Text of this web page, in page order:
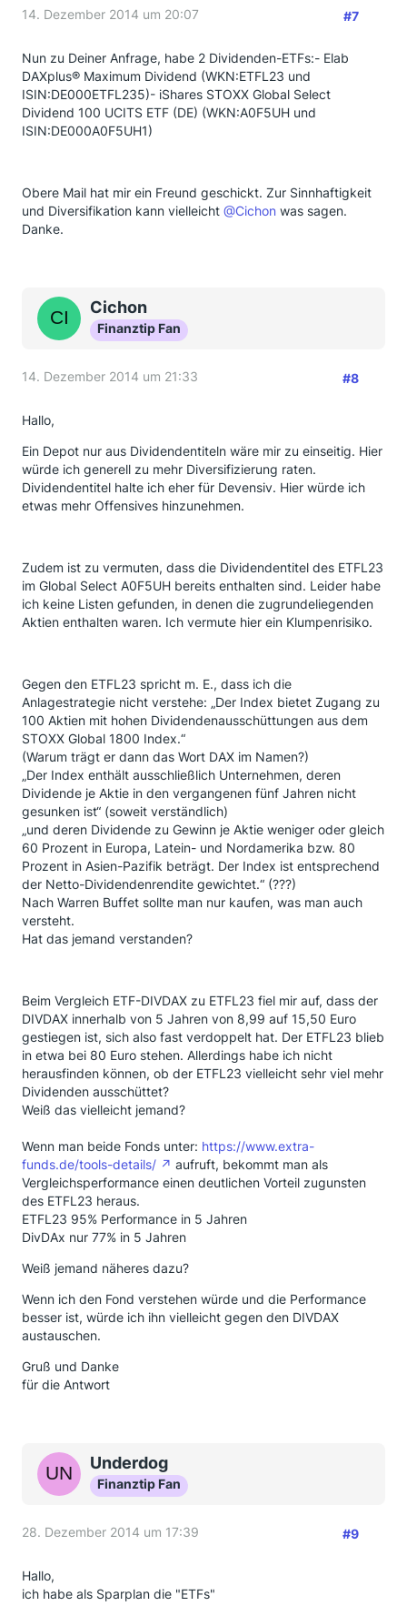
14. Dezember 2014 um 20:07 #7
Nun zu Deiner Anfrage, habe 2 Dividenden-ETFs:- Elab
DAXplus® Maximum Dividend (WKN:ETFL23 und
ISIN:DE000ETFL235)- iShares STOXX Global Select
Dividend 100 UCITS ETF (DE) (WKN:A0F5UH und
ISIN:DE000A0F5UH1)
Obere Mail hat mir ein Freund geschickt. Zur Sinnhaftigkeit
und Diversifikation kann vielleicht @Cichon was sagen.
Danke.
Cichon
Finanztip Fan
14. Dezember 2014 um 21:33 #8
Hallo,
Ein Depot nur aus Dividendentiteln wäre mir zu einseitig. Hier
würde ich generell zu mehr Diversifizierung raten.
Dividendentitel halte ich eher für Devensiv. Hier würde ich
etwas mehr Offensives hinzunehmen.
Zudem ist zu vermuten, dass die Dividendentitel des ETFL23
im Global Select A0F5UH bereits enthalten sind. Leider habe
ich keine Listen gefunden, in denen die zugrundeliegenden
Aktien enthalten waren. Ich vermute hier ein Klumpenrisiko.
Gegen den ETFL23 spricht m. E., dass ich die
Anlagestrategie nicht verstehe: „Der Index bietet Zugang zu
100 Aktien mit hohen Dividendenausschüttungen aus dem
STOXX Global 1800 Index.“
(Warum trägt er dann das Wort DAX im Namen?)
„Der Index enthält ausschließlich Unternehmen, deren
Dividende je Aktie in den vergangenen fünf Jahren nicht
gesunken ist“ (soweit verständlich)
„und deren Dividende zu Gewinn je Aktie weniger oder gleich
60 Prozent in Europa, Latein- und Nordamerika bzw. 80
Prozent in Asien-Pazifik beträgt. Der Index ist entsprechend
der Netto-Dividendenrendite gewichtet.“ (???)
Nach Warren Buffet sollte man nur kaufen, was man auch
versteht.
Hat das jemand verstanden?
Beim Vergleich ETF-DIVDAX zu ETFL23 fiel mir auf, dass der
DIVDAX innerhalb von 5 Jahren von 8,99 auf 15,50 Euro
gestiegen ist, sich also fast verdoppelt hat. Der ETFL23 blieb
in etwa bei 80 Euro stehen. Allerdings habe ich nicht
herausfinden können, ob der ETFL23 vielleicht sehr viel mehr
Dividenden ausschüttet?
Weiß das vielleicht jemand?
Wenn man beide Fonds unter: https://www.extra-
funds.de/tools-details/
aufruft, bekommt man als
Vergleichsperformance einen deutlichen Vorteil zugunsten
des ETFL23 heraus.
ETFL23 95% Performance in 5 Jahren
DivDAx nur 77% in 5 Jahren
Weiß jemand näheres dazu?
Wenn ich den Fond verstehen würde und die Performance
besser ist, würde ich ihn vielleicht gegen den DIVDAX
austauschen.
Gruß und Danke
für die Antwort
Underdog
Finanztip Fan
28. Dezember 2014 um 17:39 #9
Hallo,
ich habe als Sparplan die "ETFs"